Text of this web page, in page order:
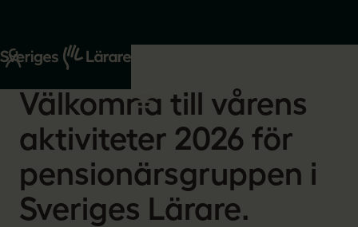
Start
Om oss
2026-01-22
Välkomna till vårens
aktiviteter 2026 för
pensionärsgruppen i
Sveriges Lärare.